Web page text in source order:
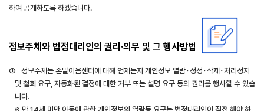
하여 공개하도록 하겠습니다.
정보주체와 법정대리인의 권리·의무 및 그 행사방법
①ㅤ정보주체는 손말이음센터에 대해 언제든지 개인정보 열람･정정･삭제･처리정지
및 철회 요구, 자동화된 결정에 대한 거부 또는 설명 요구 등의 권리를 행사할 수 있습
니다.